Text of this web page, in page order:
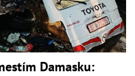
Damasku: